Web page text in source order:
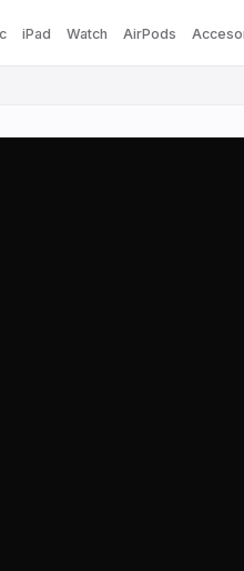
iPad Watch AirPods